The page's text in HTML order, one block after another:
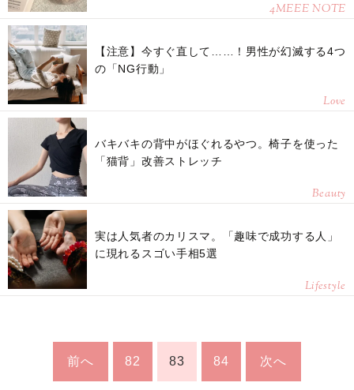
4MEEE NOTE
【注意】今すぐ直して……！男性が幻滅する4つ
の「NG行動」
Love
バキバキの背中がほぐれるやつ。椅子を使った
「猫背」改善ストレッチ
Beauty
実は人気者のカリスマ。「趣味で成功する人」
に現れるスゴい手相5選
Lifestyle
前へ 82 83 84 次へ